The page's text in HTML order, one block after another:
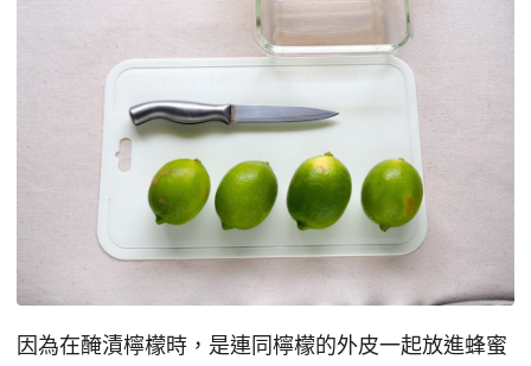
因為在醃漬檸檬時，是連同檸檬的外皮一起放進蜂蜜